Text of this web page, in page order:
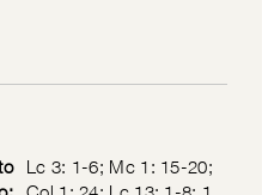
Lc 3: 1-6; Mc 1: 15-20;